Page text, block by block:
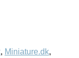
, Miniature.dk,